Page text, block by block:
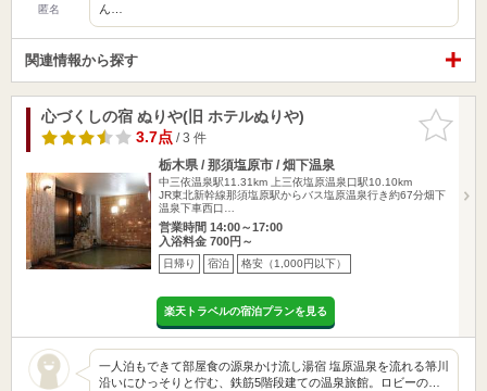
匿名
ん…
関連情報から探す
お気に入
りに追加
心づくしの宿 ぬりや(旧 ホテルぬりや)
3.7点/ 3 件
栃木県 / 那須塩原市 / 畑下温泉
中三依温泉駅11.31km
上三依塩原温泉口駅10.10km
JR東北新幹線那須塩原駅からバス塩原温泉行き約67分畑下
温泉下車西口…
営業時間 14:00～17:00
入浴料金 700円～
日帰り 宿泊 格安（1,000円以下）
楽天トラベルの宿泊プランを見る
一人泊もできて部屋食の源泉かけ流し湯宿 塩原温泉を流れる箒川
沿いにひっそりと佇む、鉄筋5階段建ての温泉旅館。ロビーの…